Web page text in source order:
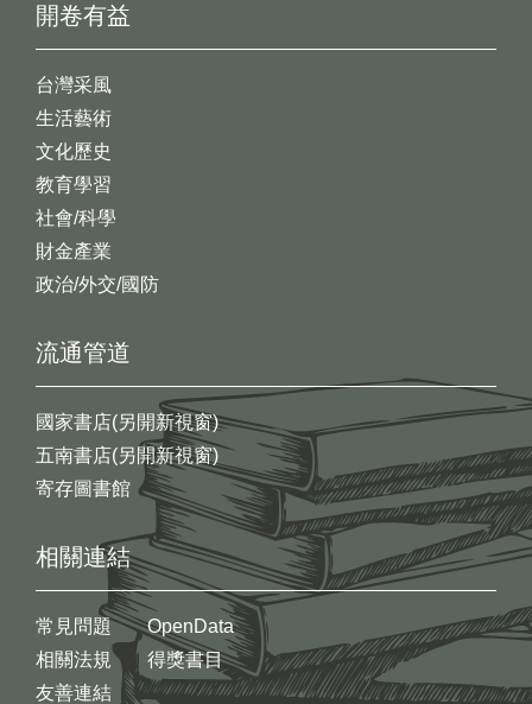
開卷有益
台灣采風
生活藝術
文化歷史
教育學習
社會/科學
財金產業
政治/外交/國防
流通管道
國家書店(另開新視窗)
五南書店(另開新視窗)
寄存圖書館
相關連結
常見問題
相關法規
友善連結
OpenData
得獎書目